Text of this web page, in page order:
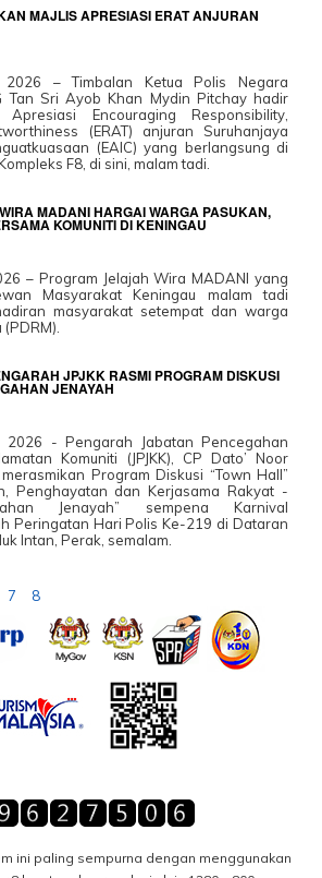
MAJLIS APRESIASI ERAT ANJURAN
– Timbalan Ketua Polis Negara
Tan Sri Ayob Khan Mydin Pitchay hadir
Encouraging Responsibility,
(ERAT) anjuran Suruhanjaya
(EAIC) yang berlangsung di
F8, di sini, malam tadi.
MADANI HARGAI WARGA PASUKAN,
KOMUNITI DI KENINGAU
– Program Jelajah Wira MADANI yang
Masyarakat Keningau malam tadi
masyarakat setempat dan warga
JPJKK RASMI PROGRAM DISKUSI
JENAYAH
2026 - Pengarah Jabatan Pencegahan
Komuniti (JPJKK), CP Dato’ Noor
Program Diskusi “Town Hall”
Penghayatan dan Kerjasama Rakyat -
Jenayah” sempena Karnival
Peringatan Hari Polis Ke-219 di Dataran
Intan, Perak, semalam.
7 8
ini paling sempurna dengan menggunakan